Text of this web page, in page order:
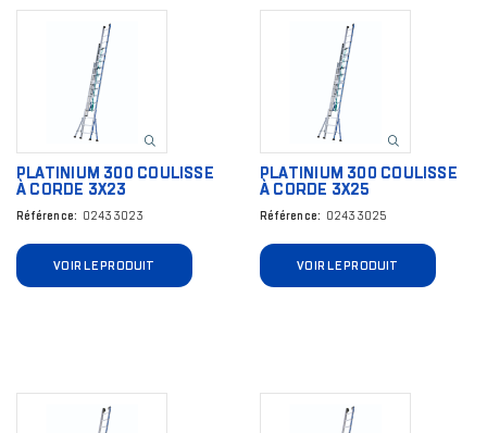
PLATINIUM 300 COULISSE
À CORDE 3X23
Référence 02433023
VOIR LE PRODUIT
PLATINIUM 300 COULISSE
À CORDE 3X25
Référence 02433025
VOIR LE PRODUIT